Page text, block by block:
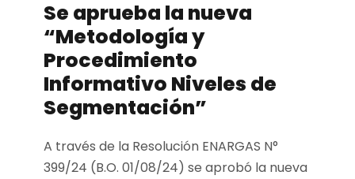
Se aprueba la nueva
“Metodología y
Procedimiento
Informativo Niveles de
Segmentación”
A través de la Resolución ENARGAS N°
399/24 (B.O. 01/08/24) se aprobó la nueva